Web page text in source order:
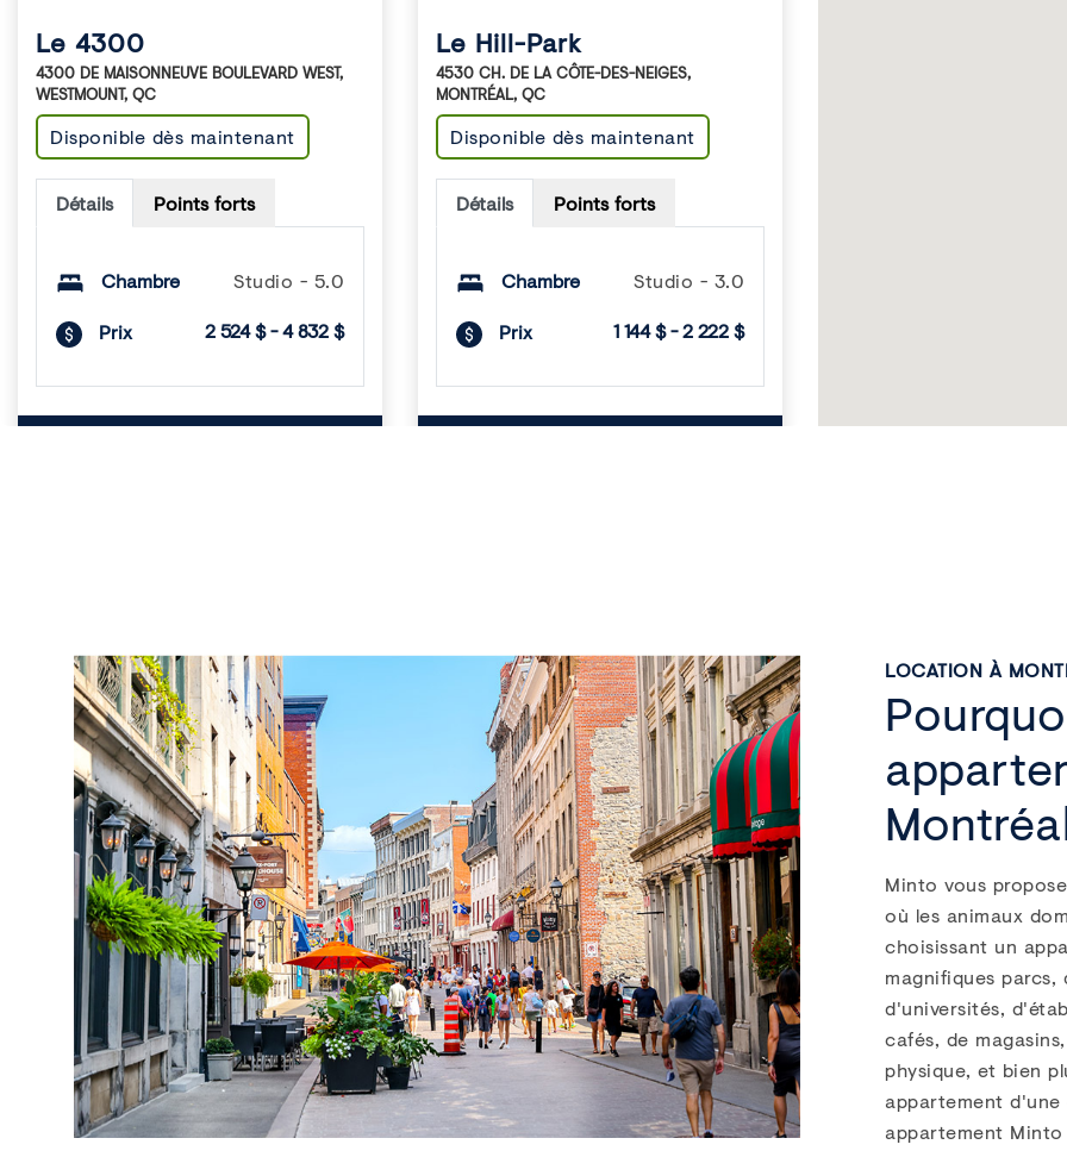
Le 4300
4300 DE MAISONNEUVE BOULEVARD WEST,
WESTMOUNT, QC
Disponible dès maintenant
Détails Points forts
Chambre
Studio - 5.0
Prix
2 524 $ - 4 832 $
Le Hill-Park
4530 CH. DE LA CÔTE-DES-NEIGES,
MONTRÉAL, QC
Disponible dès maintenant
Détails Points forts
Chambre
Studio - 3.0
Prix
1 144 $ - 2 222 $
1 MOIS GRATUIT
Haddon Hall
2255 RUE LAMBERT-CLOSSE,MONTRÉAL,QC
Disponible dès maintenant
Détails Points forts
Chambre
Studio - 3.0
Prix
1 506 $ - 4 084 $
1 MOIS GRATUIT
Rockhill Apartments
4858 CHEMIN DE LA CÔTE-DES-NEIGES,
MONTRÉAL,QC
Disponible dès maintenant
Détails Points forts
Studio - 3.0
Prix
1 215 $ - 3 393 $
LOCATION À
Minto vous
où les animaux
choisissant un
magnifiques
d'universités,
cafés, de
physique, et bien
appartement
appartement